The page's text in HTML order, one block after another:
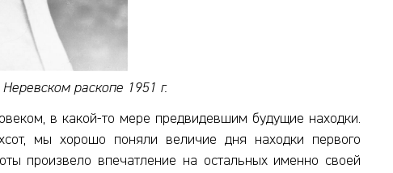
раскопе 1951 г.
в какой-то мере предвидевшим будущие находки.
мы хорошо поняли величие дня находки первого
произвело впечатление на остальных именно своей